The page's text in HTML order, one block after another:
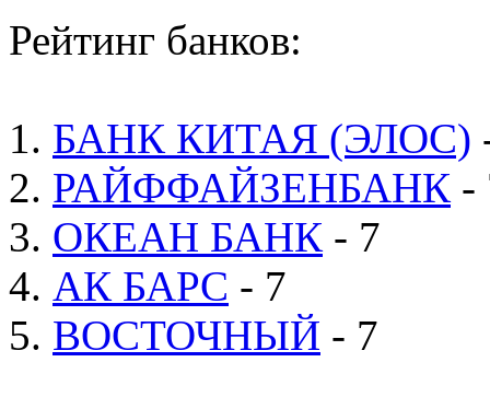
Рейтинг банков:
1. БАНК КИТАЯ (ЭЛОС)
2. РАЙФФАЙЗЕНБАНК -
3. ОКЕАН БАНК - 7
4. АК БАРС - 7
5. ВОСТОЧНЫЙ - 7